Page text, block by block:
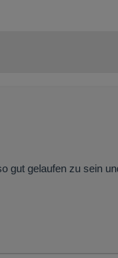
gut gelaufen zu sein